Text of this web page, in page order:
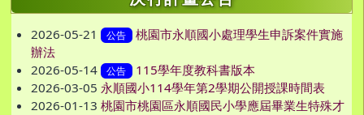
2026-05-21 公告
桃園市永順國小處理學生申訴案件實施
辦法
2026-05-14
公告
115學年度教科書版本
2026-03-05 永順國小114學年第2學期公開授課時間表
2026-01-13 桃園市桃園區永順國民小學應屆畢業生特殊才